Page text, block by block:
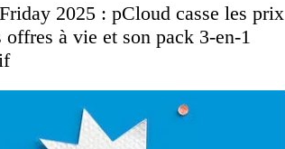
2025 : pCloud casse les prix
offres à vie et son pack 3-en-1